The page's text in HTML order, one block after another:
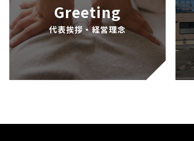
Greeting
代表挨拶・経営理念